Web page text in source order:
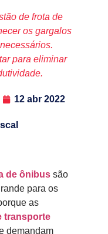
de frota de
os gargalos
para eliminar
12 abr 2022
de ônibus são
para os
as
transporte
demandam